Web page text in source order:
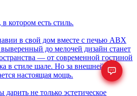
котором есть стиль.
в свой дом вместе с печью ABX
до мелочей дизайн станет
— от современной гостиной
в стиле шале. Но за внешней
настоящая мощь.
дарить не только эстетическое